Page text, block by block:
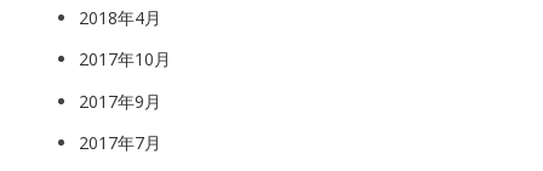
2018年4月
2017年10月
2017年9月
2017年7月